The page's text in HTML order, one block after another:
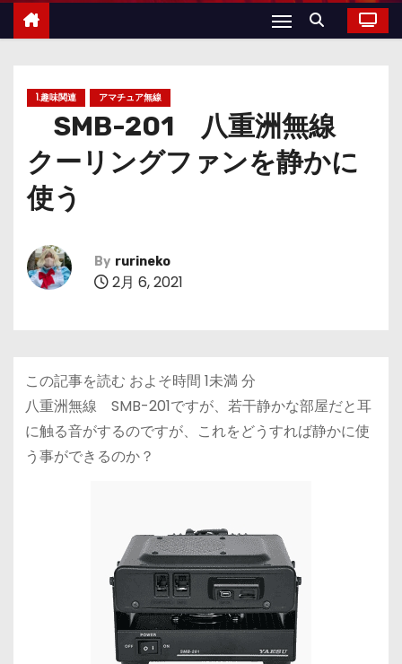
1.趣味関連 アマチュア無線
SMB-201 八重洲無線
クーリングファンを静かに
使う
By rurineko
2月 6, 2021
この記事を読む およそ時間 1未満 分
八重洲無線 SMB-201ですが、若干静かな部屋だと耳
に触る音がするのですが、これをどうすれば静かに使
う事ができるのか？